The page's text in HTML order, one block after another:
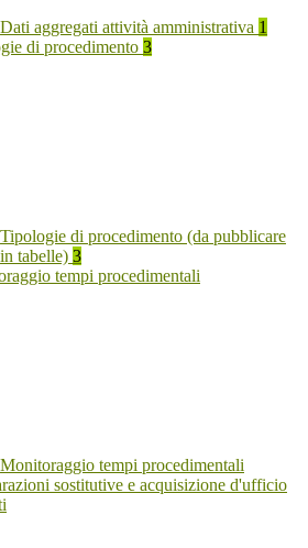
Dati aggregati attività amministrativa 1
di procedimento 3
Tipologie di procedimento (da pubblicare
in tabelle) 3
tempi procedimentali
Monitoraggio tempi procedimentali
sostitutive e acquisizione d'ufficio